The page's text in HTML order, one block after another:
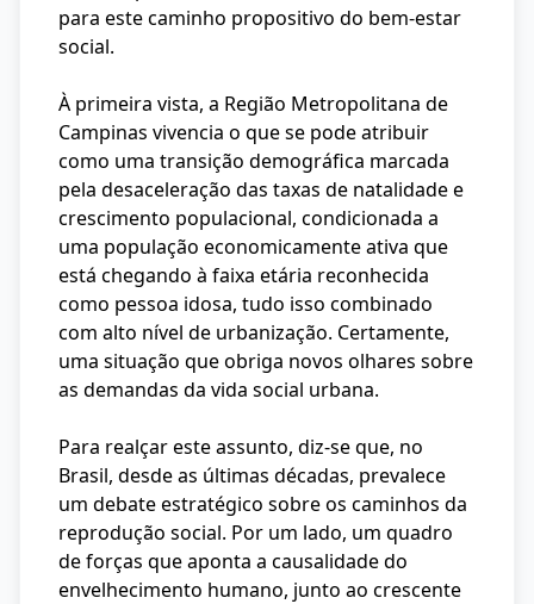
para este caminho propositivo do bem-estar
social.
À primeira vista, a Região Metropolitana de
Campinas vivencia o que se pode atribuir
como uma transição demográfica marcada
pela desaceleração das taxas de natalidade e
crescimento populacional, condicionada a
uma população economicamente ativa que
está chegando à faixa etária reconhecida
como pessoa idosa, tudo isso combinado
com alto nível de urbanização. Certamente,
uma situação que obriga novos olhares sobre
as demandas da vida social urbana.
Para realçar este assunto, diz-se que, no
Brasil, desde as últimas décadas, prevalece
um debate estratégico sobre os caminhos da
reprodução social. Por um lado, um quadro
de forças que aponta a causalidade do
envelhecimento humano, junto ao crescente